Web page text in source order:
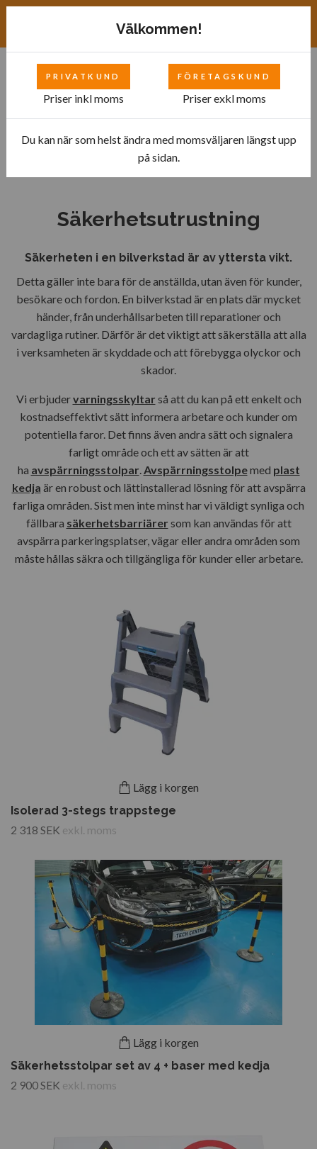
Verktyg till Hybrid- och Elfordon
Säkerhetsutrustning
Säkerheten i en bilverkstad är av yttersta vikt.
Detta gäller inte bara för de anställda, utan även för kunder,
besökare och fordon. En bilverkstad är en plats där mycket
händer, från underhållsarbeten till reparationer och
vardagliga rutiner. Därför är det viktigt att säkerställa att alla
i verksamheten är skyddade och att förebygga olyckor och
skador.
Vi erbjudervarningsskyltar så att du kan på ett enkelt och
kostnadseffektivt sätt informera arbetare och kunder om
potentiella faror. Det finns även andra sätt och signalera
farligt område och ett av sätten är att
ha avspärrningsstolpar.Avspärrningsstolpemed plast
kedja är en robust och lättinstallerad lösning för att avspärra
farliga områden. Sist men inte minst har vi väldigt synliga och
fällbara säkerhetsbarriärer som kan användas för att
avspärra parkeringsplatser, vägar eller andra områden som
måste hållas säkra och tillgängliga för kunder eller arbetare.
Lägg i korgen
Isolerad 3-stegs trappstege
2 318 SEK exkl. moms
Lägg i korgen
Säkerhetsstolpar set av 4 + baser med kedja
2 900 SEK exkl. moms
Välkommen!
PRIVATKUND
Priser inkl moms
FÖRETAGSKUND
Priser exkl moms
Du kan när som helst ändra med momsväljaren längst upp
på sidan.